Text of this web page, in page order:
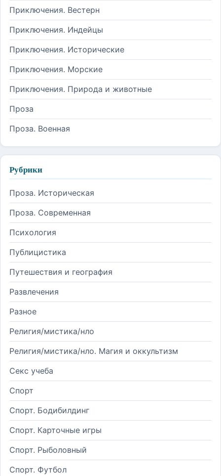
Приключения. Вестерн
Приключения. Индейцы
Приключения. Исторические
Приключения. Морские
Приключения. Природа и животные
Проза
Проза. Военная
Рубрики
Проза. Историческая
Проза. Современная
Психология
Публицистика
Путешествия и география
Развлечения
Разное
Религия/мистика/нло
Религия/мистика/нло. Магия и оккультизм
Секс учеба
Спорт
Спорт. Бодибилдинг
Спорт. Карточные игры
Спорт. Рыболовный
Спорт. Футбол